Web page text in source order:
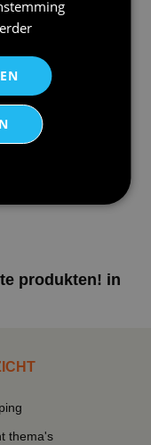
produkten! in
thema's